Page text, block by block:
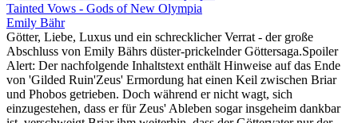
Tainted Vows - Gods of New Olympia
Emily Bähr
Götter, Liebe, Luxus und ein schrecklicher Verrat - der große
Abschluss von Emily Bährs düster-prickelnder Göttersaga.Spoiler
Alert: Der nachfolgende Inhaltstext enthält Hinweise auf das Ende
von 'Gilded Ruin'Zeus' Ermordung hat einen Keil zwischen Briar
und Phobos getrieben. Doch während er nicht wagt, sich
einzugestehen, dass er für Zeus' Ableben sogar insgeheim dankbar